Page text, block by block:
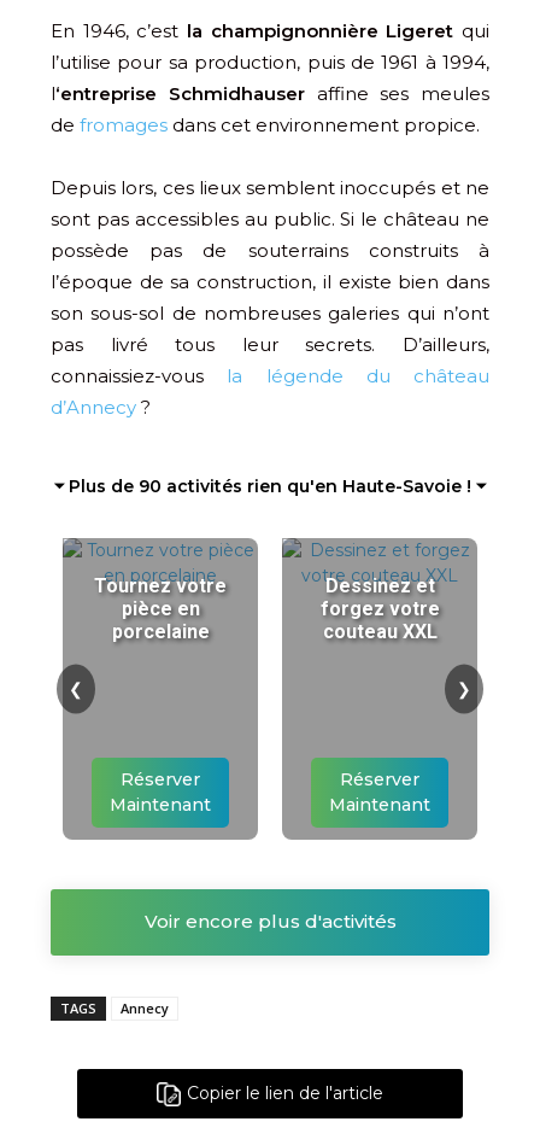
En 1946, c’est la champignonnière Ligeret qui
l’utilise pour sa production, puis de 1961 à 1994,
l‘entreprise Schmidhauser affine ses meules
de fromages dans cet environnement propice.
Depuis lors, ces lieux semblent inoccupés et ne
sont pas accessibles au public. Si le château ne
possède pas de souterrains construits à
l’époque de sa construction, il existe bien dans
son sous-sol de nombreuses galeries qui n’ont
pas livré tous leur secrets. D’ailleurs,
connaissiez-vous la légende du château
d’Annecy ?
⏷ Plus de 90 activités rien qu'en Haute-Savoie ! ⏷
Tournez votre
pièce en
porcelaine
Réserver
Maintenant
Dessinez et
forgez votre
couteau XXL
Réserver
Maintenant
❮ ❯
Voir encore plus d'activités
TAGS Annecy
Copier le lien de l'article